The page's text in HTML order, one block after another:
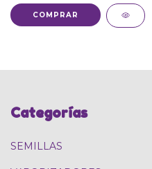
Categorías
SEMILLAS